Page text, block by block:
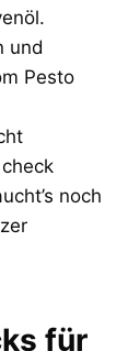
und
Pesto
noch
für